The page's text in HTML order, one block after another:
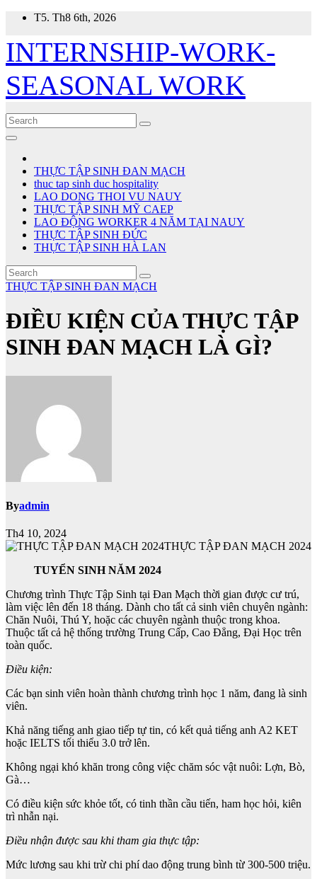
Skip
content
T5. Th8 6th, 2026
INTERNSHIP-WORK-
SEASONAL WORK
THỰC TẬP SINH ĐAN MẠCH
thuc tap sinh duc hospitality
LAO DONG THOI VU NAUY
THỰC TẬP SINH MỸ CAEP
LAO ĐỘNG WORKER 4 NĂM TẠI NAUY
THỰC TẬP SINH ĐỨC
THỰC TẬP SINH HÀ LAN
THỰC TẬP SINH ĐAN MẠCH
ĐIỀU KIỆN CỦA THỰC TẬP
SINH ĐAN MẠCH LÀ GÌ?
Byadmin
Th4 10, 2024
THỰC TẬP ĐAN MẠCH 2024
TUYỂN SINH NĂM 2024
Chương trình Thực Tập Sinh tại Đan Mạch thời gian được cư trú,
làm việc lên đến 18 tháng. Dành cho tất cả sinh viên chuyên ngành:
Chăn Nuôi, Thú Y, hoặc các chuyên ngành thuộc trong khoa.
Thuộc tất cả hệ thống trường Trung Cấp, Cao Đẳng, Đại Học trên
toàn quốc.
Điều kiện:
Các bạn sinh viên hoàn thành chương trình học 1 năm, đang là sinh
viên.
Khả năng tiếng anh giao tiếp tự tin, có kết quả tiếng anh A2 KET
hoặc IELTS tối thiểu 3.0 trở lên.
Không ngại khó khăn trong công việc chăm sóc vật nuôi: Lợn, Bò,
Gà…
Có điều kiện sức khỏe tốt, có tinh thần cầu tiến, ham học hỏi, kiên
trì nhẫn nại.
Điều nhận được sau khi tham gia thực tập:
Mức lương sau khi trừ chi phí dao động trung bình từ 300-500 triệu.